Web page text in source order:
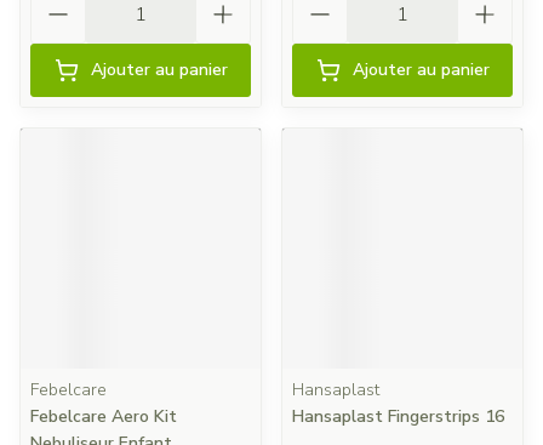
Ajouter au panier Ajouter au panier
Febelcare
Febelcare Aero Kit
Hansaplast
Hansaplast Fingerstrips 16